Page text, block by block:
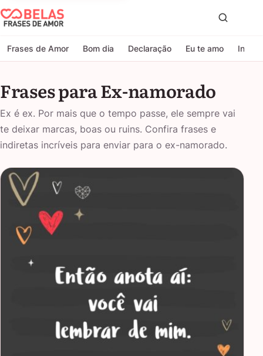
Belas Frases de Amor
Frases de Amor Bom dia Declaração Eu te amo
Frases para Ex-namorado
Ex é ex. Por mais que o tempo passe, ele sempre vai
te deixar marcas, boas ou ruins. Confira frases e
indiretas incríveis para enviar para o ex-namorado.